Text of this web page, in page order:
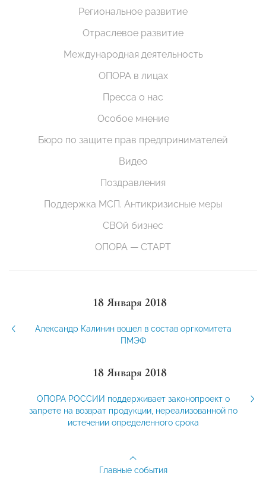
Региональное развитие
Отраслевое развитие
Международная деятельность
ОПОРА в лицах
Пресса о нас
Особое мнение
Бюро по защите прав предпринимателей
Видео
Поздравления
Поддержка МСП. Антикризисные меры
СВОй бизнес
ОПОРА — СТАРТ
18 Января 2018
Александр Калинин вошел в состав оргкомитета
ПМЭФ
18 Января 2018
ОПОРА РОССИИ поддерживает законопроект о
запрете на возврат продукции, нереализованной по
истечении определенного срока
Главные события